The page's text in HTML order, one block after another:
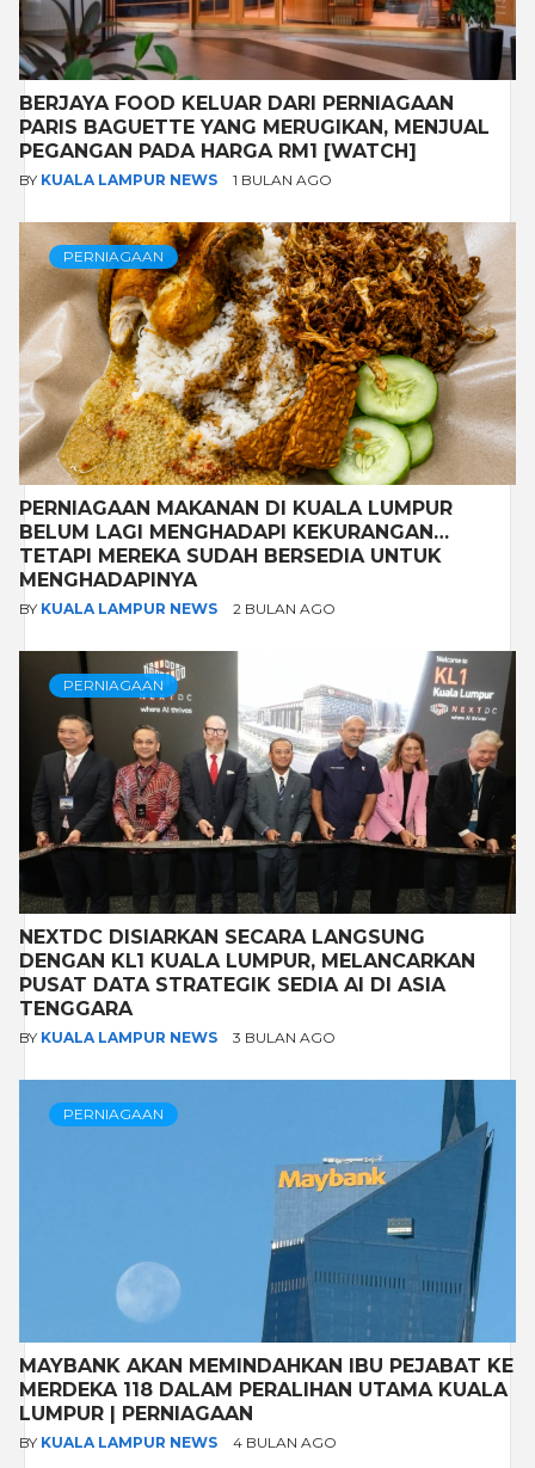
BERJAYA FOOD KELUAR DARI PERNIAGAAN
PARIS BAGUETTE YANG MERUGIKAN, MENJUAL
PEGANGAN PADA HARGA RM1 [WATCH]
BY KUALA LAMPUR NEWS 1 BULAN AGO
PERNIAGAAN
PERNIAGAAN MAKANAN DI KUALA LUMPUR
BELUM LAGI MENGHADAPI KEKURANGAN…
TETAPI MEREKA SUDAH BERSEDIA UNTUK
MENGHADAPINYA
BY KUALA LAMPUR NEWS 2 BULAN AGO
PERNIAGAAN
NEXTDC DISIARKAN SECARA LANGSUNG
DENGAN KL1 KUALA LUMPUR, MELANCARKAN
PUSAT DATA STRATEGIK SEDIA AI DI ASIA
TENGGARA
BY KUALA LAMPUR NEWS 3 BULAN AGO
PERNIAGAAN
MAYBANK AKAN MEMINDAHKAN IBU PEJABAT KE
MERDEKA 118 DALAM PERALIHAN UTAMA KUALA
LUMPUR | PERNIAGAAN
BY KUALA LAMPUR NEWS 4 BULAN AGO